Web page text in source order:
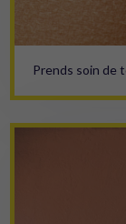
Prends soin de